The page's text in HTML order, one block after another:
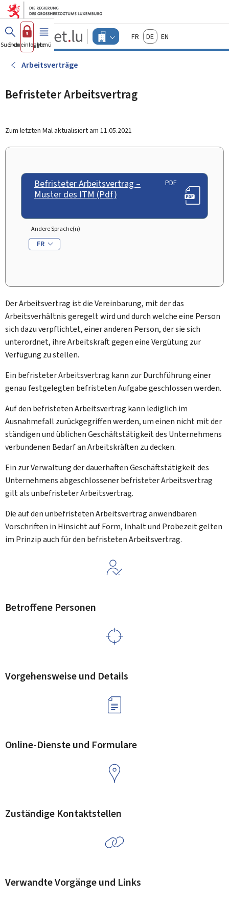
Zum Hauptmenü
Zum Inhalt
Guichet.lu
Changer
d'espace
actif
FrançaisDeutschEnglish
Suchen
Sich einloggen
Menü Haupt-
Arbeitsverträge
Befristeter Arbeitsvertrag
Zum letzten Mal aktualisiert am 11.05.2021
Befristeter Arbeitsvertrag –
Muster des ITM (Pdf)
PDF
Andere Sprache(n)
FR
Der Arbeitsvertrag ist die Vereinbarung, mit der das
Arbeitsverhältnis geregelt wird und durch welche eine Person
sich dazu verpflichtet, einer anderen Person, der sie sich
unterordnet, ihre Arbeitskraft gegen eine Vergütung zur
Verfügung zu stellen.
Ein befristeter Arbeitsvertrag kann zur Durchführung einer
genau festgelegten befristeten Aufgabe geschlossen werden.
Auf den befristeten Arbeitsvertrag kann lediglich im
Ausnahmefall zurückgegriffen werden, um einen nicht mit der
ständigen und üblichen Geschäftstätigkeit des Unternehmens
verbundenen Bedarf an Arbeitskräften zu decken.
Ein zur Verwaltung der dauerhaften Geschäftstätigkeit des
Unternehmens abgeschlossener befristeter Arbeitsvertrag
gilt als unbefristeter Arbeitsvertrag.
Die auf den unbefristeten Arbeitsvertrag anwendbaren
Vorschriften in Hinsicht auf Form, Inhalt und Probezeit gelten
im Prinzip auch für den befristeten Arbeitsvertrag.
Betroffene Personen
Vorgehensweise und Details
Online-Dienste und Formulare
Zuständige Kontaktstellen
Verwandte Vorgänge und Links